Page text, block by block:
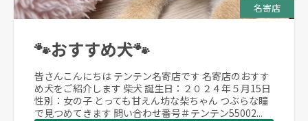
名寄店
🐾おすすめ犬🐾
皆さんこんにちは テンテン名寄店です 名寄店のおすす
め犬をご紹介します 柴犬 誕生日：２０２４年５月15日
性別：女の子 とっても甘えん坊な柴ちゃん つぶらな瞳
で見つめてきます 問い合わせ番号＃テンテン55002...